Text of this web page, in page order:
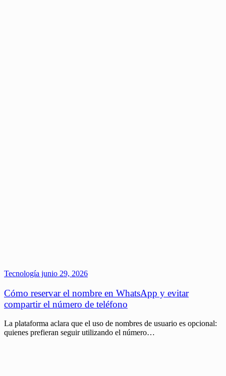
Tecnología junio 29, 2026
Cómo reservar el nombre en WhatsApp y evitar
compartir el número de teléfono
La plataforma aclara que el uso de nombres de usuario es opcional:
quienes prefieran seguir utilizando el número…